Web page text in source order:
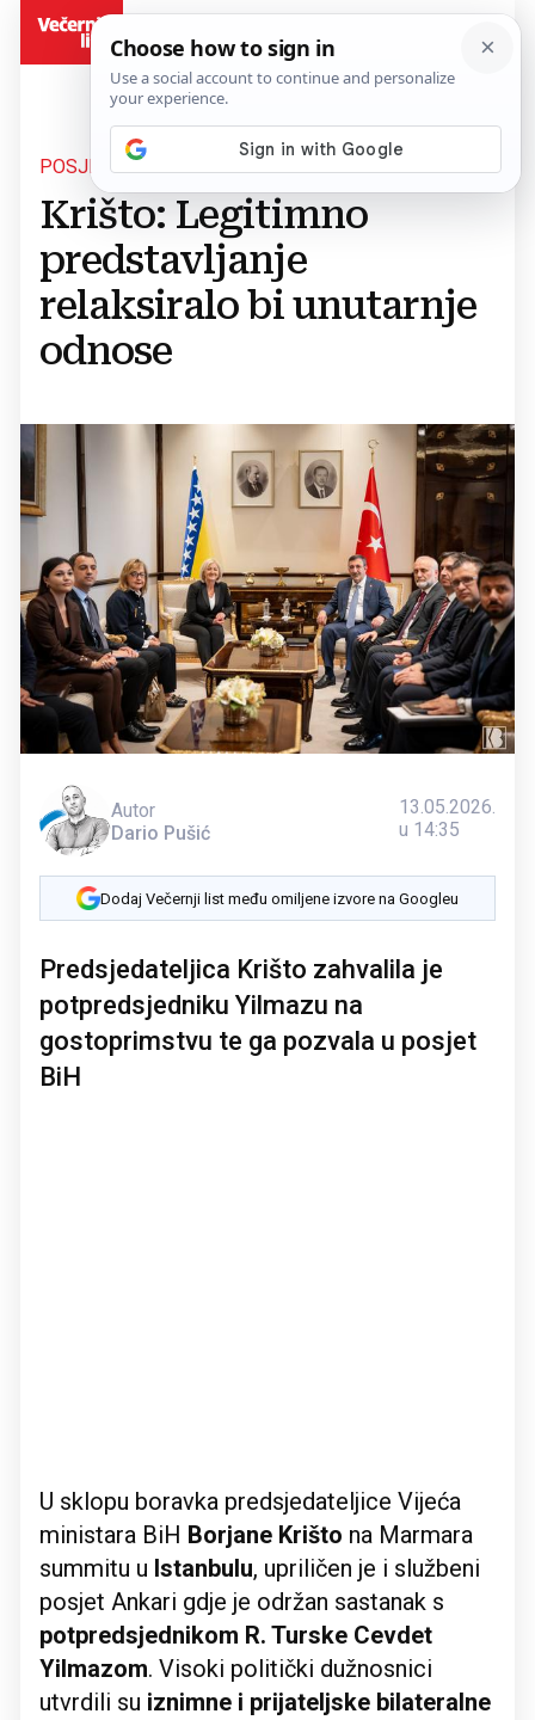
POSJET ANKARI
Krišto: Legitimno
predstavljanje
relaksiralo bi unutarnje
odnose
Autor
Dario Pušić
13.05.2026.
u 14:35
Dodaj Večernji list među omiljene izvore na Googleu
Predsjedateljica Krišto zahvalila je
potpredsjedniku Yilmazu na
gostoprimstvu te ga pozvala u posjet
BiH
U sklopu boravka predsjedateljice Vijeća
ministara BiH Borjane Krišto na Marmara
summitu u Istanbulu, upriličen je i službeni
posjet Ankari gdje je održan sastanak s
potpredsjednikom R. Turske Cevdet
Yilmazom. Visoki politički dužnosnici
utvrdili su iznimne i prijateljske bilateralne